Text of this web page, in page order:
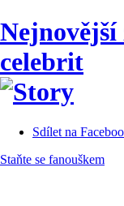
Nejnovější
celebrit
Sdílet na
Staňte se fanouškem